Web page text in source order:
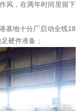
风，在两年时间里留下
地十分厂启动全线18
硬件准备；